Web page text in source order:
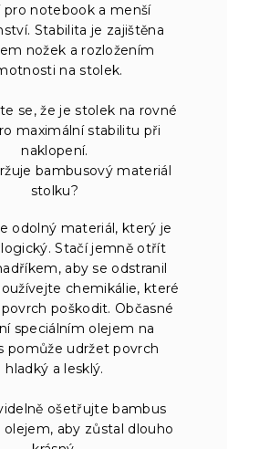
pro notebook a menší
Stabilita je zajištěna
nožek a rozložením
na stolek.
se, že je stolek na rovné
maximální stabilitu při
naklopení.
bambusový materiál
stolku?
odolný materiál, který je
Stačí jemně otřít
aby se odstranil
chemikálie, které
poškodit. Občasné
speciálním olejem na
pomůže udržet povrch
hladký a lesklý.
ošetřujte bambus
aby zůstal dlouho